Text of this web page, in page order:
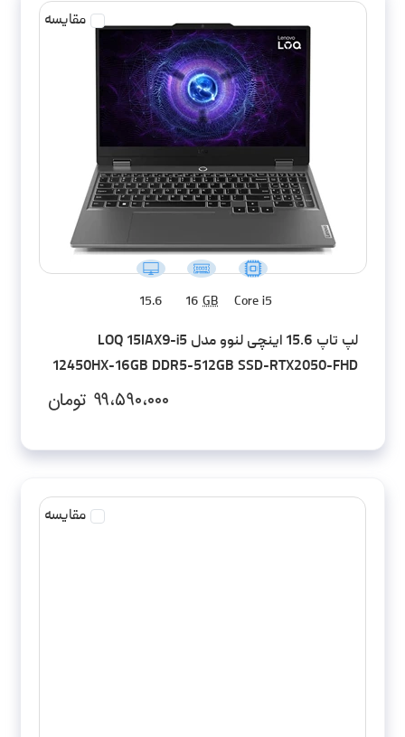
مقایسه
Core i5
16 GB
15.6
لپ تاپ 15.6 اینچی لنوو مدل LOQ 15IAX9-i5
12450HX-16GB DDR5-512GB SSD-RTX2050-FHD
۹۹،۵۹۰،۰۰۰ تومان
مقایسه